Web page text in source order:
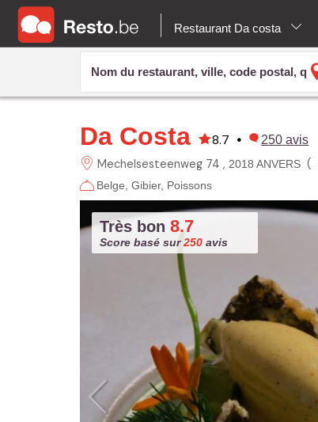
Restaurant Da costa
Da Costa 8.7 • 250 avis
Mechelsesteenweg 74 2018 ANVERS(
Belge Gibier Poissons
Très bon 8.7
Score basé sur250 avis